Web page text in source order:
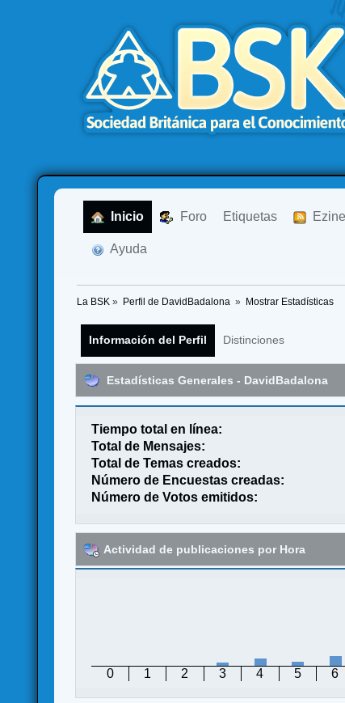
Inicio Foro Etiquetas Ezine
Ayuda
La BSK » Perfil de DavidBadalona » Mostrar Estadísticas
Información del Perfil Distinciones
Estadísticas Generales - DavidBadalona
Tiempo total en línea:
Total de Mensajes:
Total de Temas creados:
Número de Encuestas creadas:
Número de Votos emitidos:
Actividad de publicaciones por Hora
0 1 2 3 4 5 6